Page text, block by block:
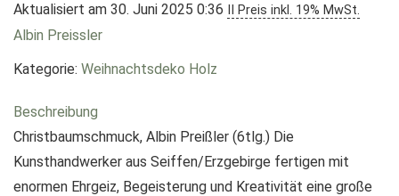
Aktualisiert am 30. Juni 2025 0:36 II Preis inkl. 19% MwSt.
Albin Preissler
Kategorie: Weihnachtsdeko Holz
Beschreibung
Christbaumschmuck, Albin Preißler (6tlg.) Die
Kunsthandwerker aus Seiffen/Erzgebirge fertigen mit
enormen Ehrgeiz, Begeisterung und Kreativität eine große